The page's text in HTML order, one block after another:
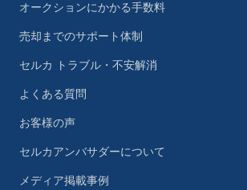
オークションにかかる手数料
売却までのサポート体制
セルカ トラブル・不安解消
よくある質問
お客様の声
セルカアンバサダーについて
メディア掲載事例